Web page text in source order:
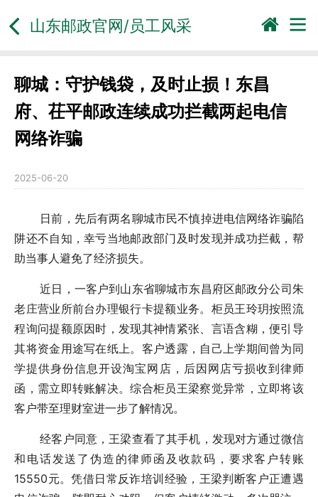
山东邮政官网/员工风采
聊城：守护钱袋，及时止损！东昌
府、茌平邮政连续成功拦截两起电信
网络诈骗
2025-06-20
日前，先后有两名聊城市民不慎掉进电信网络诈骗陷
阱还不自知，幸亏当地邮政部门及时发现并成功拦截，帮
助当事人避免了经济损失。
近日，一客户到山东省聊城市东昌府区邮政分公司朱
老庄营业所前台办理银行卡提额业务。柜员王玲玥按照流
程询问提额原因时，发现其神情紧张、言语含糊，便引导
其将资金用途写在纸上。客户透露，自己上学期间曾为同
学提供身份信息开设淘宝网店，后因网店亏损收到律师
函，需立即转账解决。综合柜员王梁察觉异常，立即将该
客户带至理财室进一步了解情况。
经客户同意，王梁查看了其手机，发现对方通过微信
和电话发送了伪造的律师函及收款码，要求客户转账
15550元。凭借日常反诈培训经验，王梁判断客户正遭遇